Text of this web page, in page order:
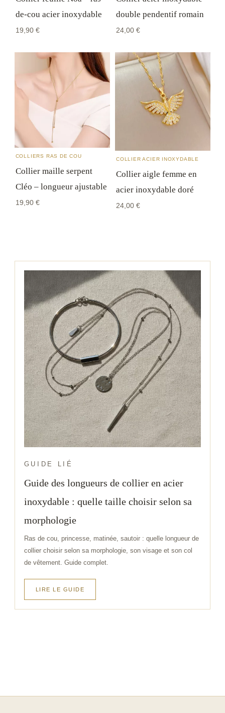
conseils bijoux de temps en temps. Pas de
spam, désinscription en un clic.
Les détails pratiques sont dans notreFAQ.
de-cou acier inoxydable
19,90 €
double pendentif romain
24,00 €
COLLIERS RAS DE COU
Collier maille serpent
Cléo – longueur ajustable
19,90 €
COLLIER ACIER INOXYDABLE
Collier aigle femme en
acier inoxydable doré
24,00 €
GUIDE LIÉ
Guide des longueurs de collier en acier
inoxydable : quelle taille choisir selon sa
morphologie
Ras de cou, princesse, matinée, sautoir : quelle longueur de
collier choisir selon sa morphologie, son visage et son col
de vêtement. Guide complet.
LIRE LE GUIDE